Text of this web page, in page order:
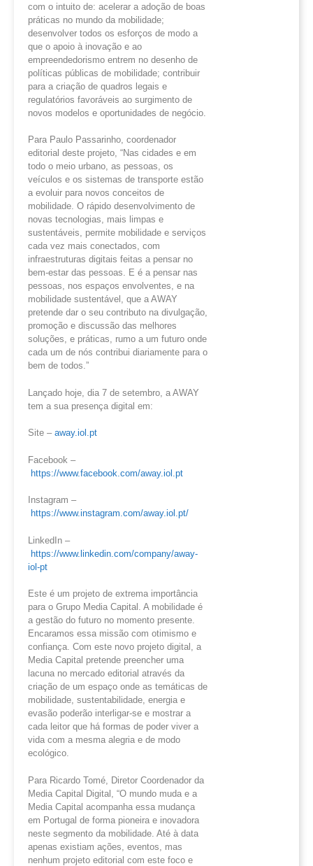
com o intuito de: acelerar a adoção de boas
práticas no mundo da mobilidade;
desenvolver todos os esforços de modo a
que o apoio à inovação e ao
empreendedorismo entrem no desenho de
políticas públicas de mobilidade; contribuir
para a criação de quadros legais e
regulatórios favoráveis ao surgimento de
novos modelos e oportunidades de negócio.
Para Paulo Passarinho, coordenador
editorial deste projeto, “Nas cidades e em
todo o meio urbano, as pessoas, os
veículos e os sistemas de transporte estão
a evoluir para novos conceitos de
mobilidade. O rápido desenvolvimento de
novas tecnologias, mais limpas e
sustentáveis, permite mobilidade e serviços
cada vez mais conectados, com
infraestruturas digitais feitas a pensar no
bem-estar das pessoas. E é a pensar nas
pessoas, nos espaços envolventes, e na
mobilidade sustentável, que a AWAY
pretende dar o seu contributo na divulgação,
promoção e discussão das melhores
soluções, e práticas, rumo a um futuro onde
cada um de nós contribui diariamente para o
bem de todos.”
Lançado hoje, dia 7 de setembro, a AWAY
tem a sua presença digital em:
Site – away.iol.pt
Facebook –
https://www.facebook.com/away.iol.pt
Instagram –
https://www.instagram.com/away.iol.pt/
LinkedIn –
https://www.linkedin.com/company/away-
iol-pt
Este é um projeto de extrema importância
para o Grupo Media Capital. A mobilidade é
a gestão do futuro no momento presente.
Encaramos essa missão com otimismo e
confiança. Com este novo projeto digital, a
Media Capital pretende preencher uma
lacuna no mercado editorial através da
criação de um espaço onde as temáticas de
mobilidade, sustentabilidade, energia e
evasão poderão interligar-se e mostrar a
cada leitor que há formas de poder viver a
vida com a mesma alegria e de modo
ecológico.
Para Ricardo Tomé, Diretor Coordenador da
Media Capital Digital, “O mundo muda e a
Media Capital acompanha essa mudança
em Portugal de forma pioneira e inovadora
neste segmento da mobilidade. Até à data
apenas existiam ações, eventos, mas
nenhum projeto editorial com este foco e